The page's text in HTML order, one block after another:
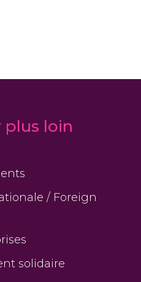
plus loin
/ Foreign
solidaire